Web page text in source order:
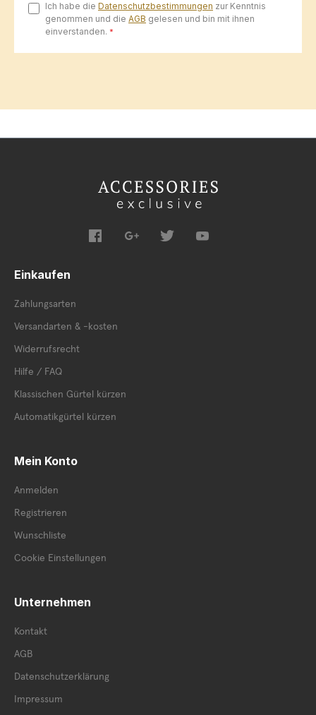
Ich habe die Datenschutzbestimmungen zur Kenntnis
genommen und die AGB gelesen und bin mit ihnen
einverstanden. *
Einkaufen
Zahlungsarten
Versandarten & -kosten
Widerrufsrecht
Hilfe / FAQ
Klassischen Gürtel kürzen
Automatikgürtel kürzen
Mein Konto
Anmelden
Registrieren
Wunschliste
Cookie Einstellungen
Unternehmen
Kontakt
AGB
Datenschutzerklärung
Impressum